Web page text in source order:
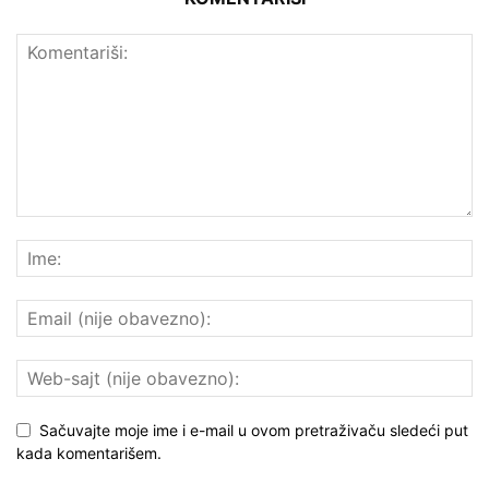
Sačuvajte moje ime i e-mail u ovom pretraživaču sledeći put
kada komentarišem.